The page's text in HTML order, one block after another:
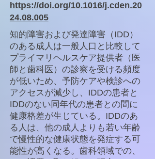
https://doi.org/10.1016/j.cden.20
24.08.005
知的障害および発達障害（IDD）
のある成人は一般人口と比較して
プライマリヘルスケア提供者（医
師と歯科医）の診察を受ける頻度
が低いため、予防ケアや検診への
アクセスが減少し、IDDの患者と
IDDのない同年代の患者との間に
健康格差が生じている。IDDのあ
る人は、他の成人よりも若い年齢
で慢性的な健康状態を発症する可
能性が高くなる。歯科領域での、